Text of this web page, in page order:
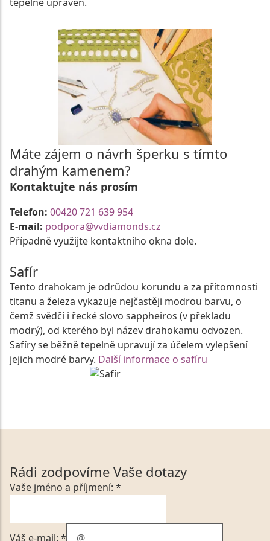
Máte zájem o návrh šperku s tímto
drahým kamenem?
Kontaktujte nás prosím
Telefon: 00420 721 639 954
E-mail: podpora@vvdiamonds.cz
Případně využijte kontaktního okna dole.
Safír
Tento drahokam je odrůdou korundu a za přítomnosti
titanu a železa vykazuje nejčastěji modrou barvu, o
čemž svědčí i řecké slovo sappheiros (v překladu
modrý), od kterého byl název drahokamu odvozen.
Safíry se běžně tepelně upravují za účelem vylepšení
jejich modré barvy. Další informace o safíru
Rádi zodpovíme Vaše dotazy
Vaše jméno a příjmení: *
Váš e-mail: *